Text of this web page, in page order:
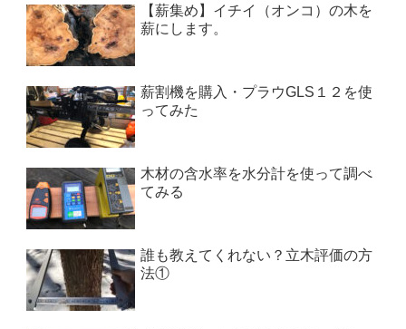
【薪集め】イチイ（オンコ）の木を
薪にします。
薪割機を購入・プラウGLS１２を使
ってみた
木材の含水率を水分計を使って調べ
てみる
誰も教えてくれない？立木評価の方
法①